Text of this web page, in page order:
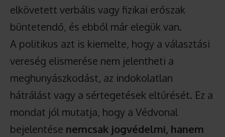
elkövetett verbális vagy fizikai erőszak
büntetendő, és ebből már elegük van.
A politikus azt is kiemelte, hogy a választási
vereség elismerése nem jelentheti a
meghunyászkodást, az indokolatlan
hátrálást vagy a sértegetések eltűrését. Ez a
mondat jól mutatja, hogy a Védvonal
bejelentése nemcsak jogvédelmi, hanem